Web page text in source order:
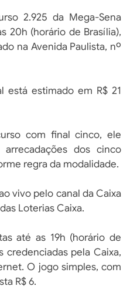
2.925 da Mega-Sena
20h (horário de Brasília),
na Avenida Paulista, nº
está estimado em R$ 21
com final cinco, ele
dos cinco
regra da modalidade.
vivo pelo canal da Caixa
Loterias Caixa.
até as 19h (horário de
credenciadas pela Caixa,
O jogo simples, com
R$ 6.